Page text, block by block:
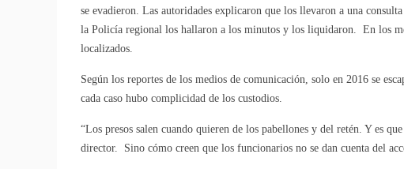
se evadieron. Las autoridades explicaron que los llevaron a una
la Policía regional los hallaron a los minutos y los liquidaron. En los
localizados.
Según los reportes de los medios de comunicación, solo en 2016 se
cada caso hubo complicidad de los custodios.
“Los presos salen cuando quieren de los pabellones y del retén. Y es
director. Sino cómo creen que los funcionarios no se dan cuenta del